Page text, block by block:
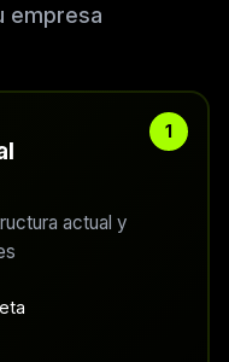
empresa
actual y